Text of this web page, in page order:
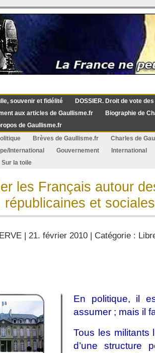
souvenir et fidélité
DOSSIER. Droit de vote
aux articles de Gaullisme.fr
Biographie de
de Gaullisme.fr
Brèves de Gaullisme.fr
Charles de
International Gouvernement
International
Sur la toile
les Français autour
républicaines et sociales
| 21. février 2010 | Catégorie :
En politique, il
assumer ; mais il
Tous les militants
d’une structure